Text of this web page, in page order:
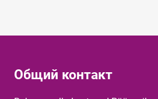
Общий контакт